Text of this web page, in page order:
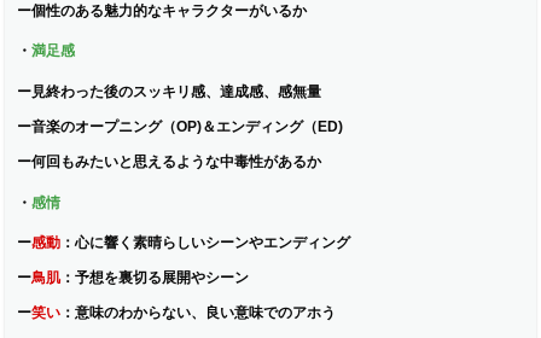
ー個性のある魅力的なキャラクターがいるか
・満足感
ー見終わった後のスッキリ感、達成感、感無量
ー音楽のオープニング（OP)＆エンディング（ED)
ー何回もみたいと思えるような中毒性があるか
・感情
ー感動 ：心に響く素晴らしいシーンやエンディング
ー鳥肌：予想を裏切る展開やシーン
ー笑い ：意味のわからない、良い意味でのアホう